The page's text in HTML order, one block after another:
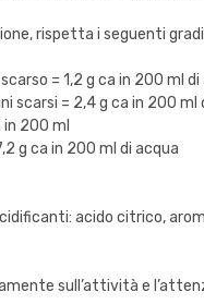
rispetta i seguenti gradi
scarso = 1,2 g ca in 200 ml
scarsi = 2,4 g ca in 200 ml
in 200 ml
g ca in 200 ml di acqua
acido citrico,
sull’attività e